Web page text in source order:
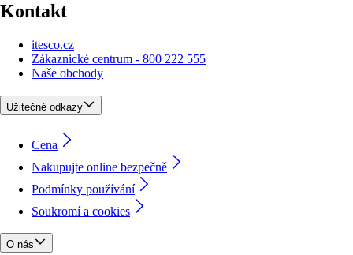
Kontakt
itesco.cz
Zákaznické centrum - 800 222 555
Naše obchody
Užitečné odkazy
Cena
Nakupujte online bezpečně
Podmínky používání
Soukromí a cookies
O nás